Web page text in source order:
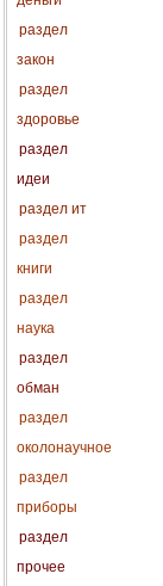
раздел
закон
раздел
здоровье
раздел
идеи
раздел ит
раздел
книги
раздел
наука
раздел
обман
раздел
околонаучное
раздел
приборы
раздел
прочее